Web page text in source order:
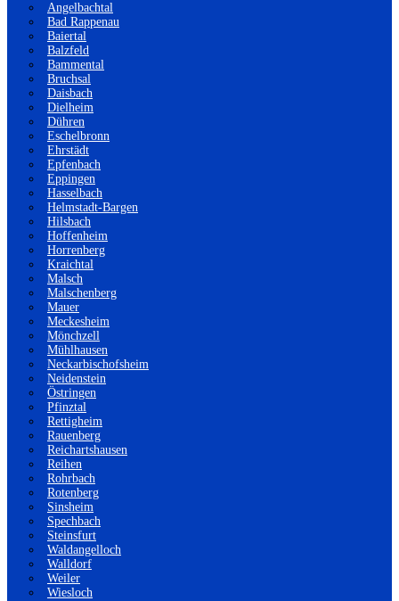
Angelbachtal
Bad Rappenau
Baiertal
Balzfeld
Bammental
Bruchsal
Daisbach
Dielheim
Dühren
Eschelbronn
Ehrstädt
Epfenbach
Eppingen
Hasselbach
Helmstadt-Bargen
Hilsbach
Hoffenheim
Horrenberg
Kraichtal
Malsch
Malschenberg
Mauer
Meckesheim
Mönchzell
Mühlhausen
Neckarbischofsheim
Neidenstein
Östringen
Pfinztal
Rettigheim
Rauenberg
Reichartshausen
Reihen
Rohrbach
Rotenberg
Sinsheim
Spechbach
Steinsfurt
Waldangelloch
Walldorf
Weiler
Wiesloch